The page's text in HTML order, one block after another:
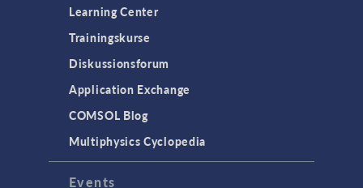
Learning Center
Trainingskurse
Diskussionsforum
Application Exchange
COMSOL Blog
Multiphysics Cyclopedia
Events